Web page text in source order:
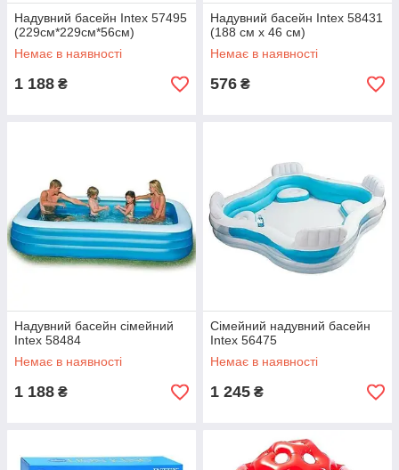
Надувний басейн Intex 57495
(229см*229см*56см)
Немає в наявності
1 188 ₴
Надувний басейн Intex 58431
(188 см х 46 см)
Немає в наявності
576 ₴
Надувний басейн сімейний
Intex 58484
Немає в наявності
1 188 ₴
Сімейний надувний басейн
Intex 56475
Немає в наявності
1 245 ₴